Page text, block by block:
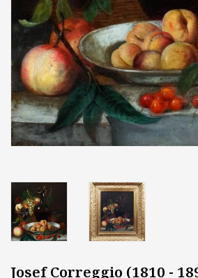
Josef Correggio (1810 -